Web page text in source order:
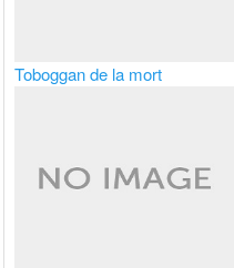
Toboggan de la mort